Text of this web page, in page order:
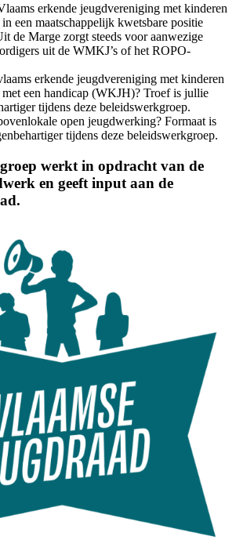
erkende jeugdvereniging met kinderen
een maatschappelijk kwetsbare positie
de Marge zorgt steeds voor aanwezige
uit de WMKJ’s of het ROPO-
erkende jeugdvereniging met kinderen
met een handicap (WKJH)? Troef is jullie
tijdens deze beleidswerkgroep.
open jeugdwerking? Formaat is
tijdens deze beleidswerkgroep.
werkt in opdracht van de
en geeft input aan de